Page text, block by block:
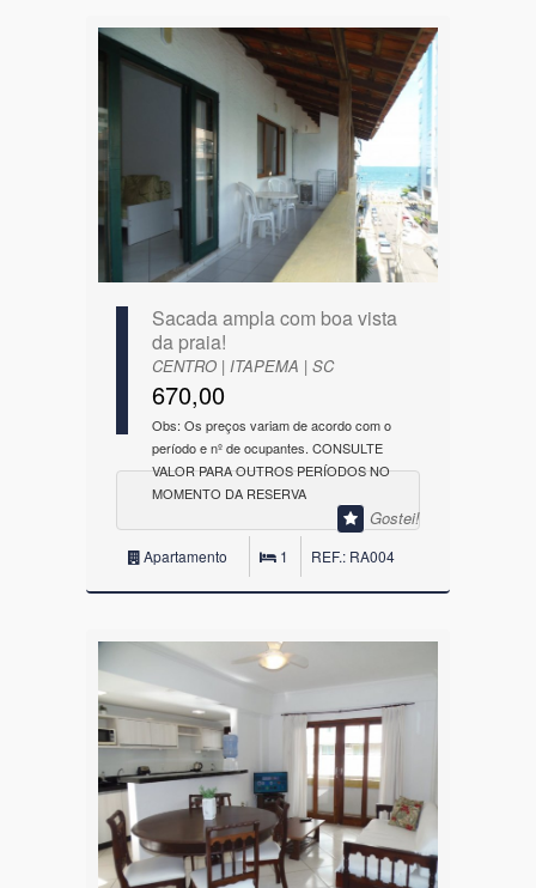
Sacada ampla com boa vista
da praia!
CENTRO | ITAPEMA | SC
670,00
Obs: Os preços variam de acordo com o
período e nº de ocupantes. CONSULTE
VALOR PARA OUTROS PERÍODOS NO
MOMENTO DA RESERVA
Gostei!
Apartamento 1 REF.: RA004